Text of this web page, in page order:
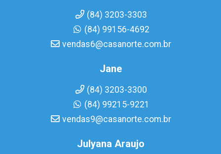
(84) 3203-3303
(84) 99156-4692
vendas6@casanorte.com.br
Jane
(84) 3203-3300
(84) 99215-9221
vendas9@casanorte.com.br
Julyana Araujo